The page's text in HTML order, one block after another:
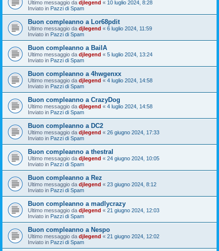
Ultimo messaggio da djlegend « 10 luglio 2024, 8:28
Inviato in Pazzi di Spam
Buon compleanno a Lor68pdit
Ultimo messaggio da djlegend « 6 luglio 2024, 11:59
Inviato in Pazzi di Spam
Buon compleanno a BailA
Ultimo messaggio da djlegend « 5 luglio 2024, 13:24
Inviato in Pazzi di Spam
Buon compleanno a 4hwgenxx
Ultimo messaggio da djlegend « 4 luglio 2024, 14:58
Inviato in Pazzi di Spam
Buon compleanno a CrazyDog
Ultimo messaggio da djlegend « 4 luglio 2024, 14:58
Inviato in Pazzi di Spam
Buon compleanno a DC2
Ultimo messaggio da djlegend « 26 giugno 2024, 17:33
Inviato in Pazzi di Spam
Buon compleanno a thestral
Ultimo messaggio da djlegend « 24 giugno 2024, 10:05
Inviato in Pazzi di Spam
Buon compleanno a Rez
Ultimo messaggio da djlegend « 23 giugno 2024, 8:12
Inviato in Pazzi di Spam
Buon compleanno a madlycrazy
Ultimo messaggio da djlegend « 21 giugno 2024, 12:03
Inviato in Pazzi di Spam
Buon compleanno a Nespo
Ultimo messaggio da djlegend « 21 giugno 2024, 12:02
Inviato in Pazzi di Spam